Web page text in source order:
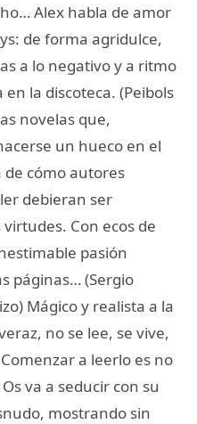
Alex habla de amor
de forma agridulce,
a lo negativo y a ritmo
la discoteca. (Peibols
novelas que,
un hueco en el
de cómo autores
debieran ser
Con ecos de
pasión
páginas… (Sergio
Mágico y realista a la
no se lee, se vive,
a leerlo es no
va a seducir con su
mostrando sin